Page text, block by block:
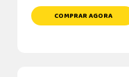
COMPRAR AGORA